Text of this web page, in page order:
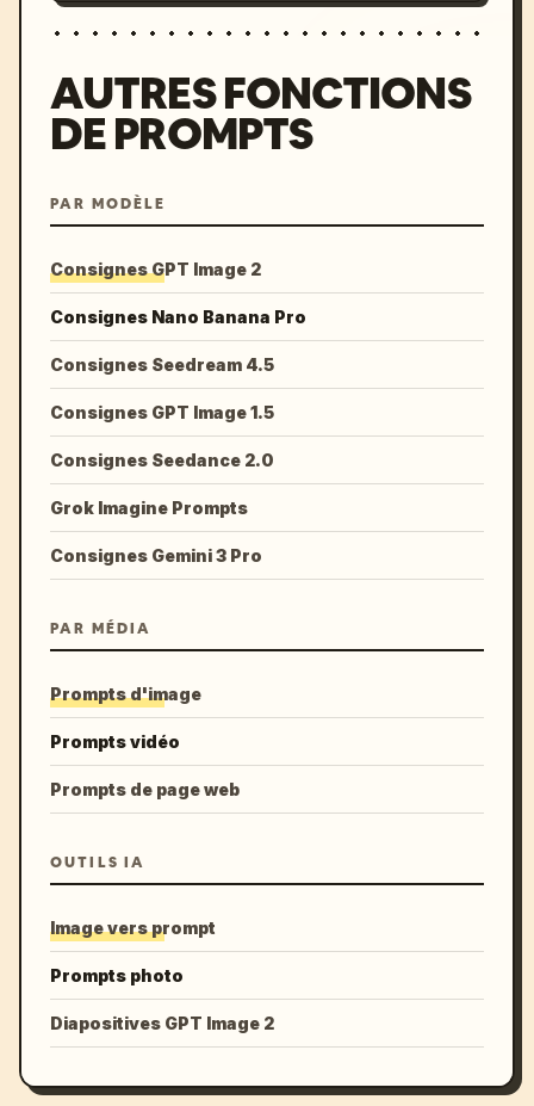
AUTRES FONCTIONS
DE PROMPTS
PAR MODÈLE
Consignes GPT Image 2
Consignes Nano Banana Pro
Consignes Seedream 4.5
Consignes GPT Image 1.5
Consignes Seedance 2.0
Grok Imagine Prompts
Consignes Gemini 3 Pro
PAR MÉDIA
Prompts d'image
Prompts vidéo
Prompts de page web
OUTILS IA
Image vers prompt
Prompts photo
Diapositives GPT Image 2